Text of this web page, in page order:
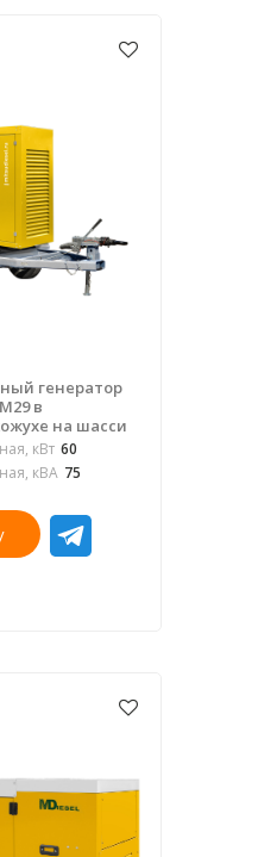
генератор
в
на шасси
кВт 60
кВА 75